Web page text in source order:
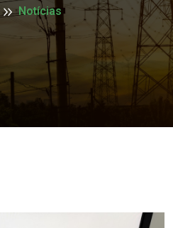
Notícias